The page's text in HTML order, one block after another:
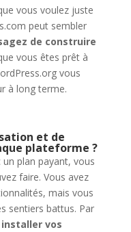
vous voulez juste
peut sembler
de construire
vous êtes prêt à
vous
à long terme.
et de
plateforme ?
plan payant, vous
faire. Vous avez
mais vous
sentiers battus. Par
vos